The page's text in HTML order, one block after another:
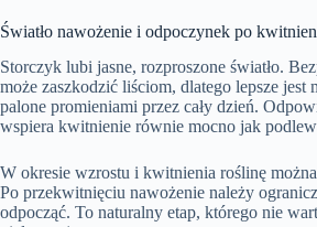
Światło nawożenie i odpoczynek po
Storczyk lubi jasne, rozproszone światło.
może zaszkodzić liściom, dlatego lepsze jest
palone promieniami przez cały dzień.
wspiera kwitnienie równie mocno jak
W okresie wzrostu i kwitnienia roślinę
Po przekwitnięciu nawożenie należy
odpocząć. To naturalny etap, którego nie